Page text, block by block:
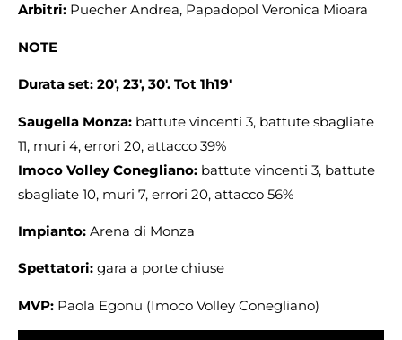
Arbitri: Puecher Andrea, Papadopol Veronica Mioara
NOTE
Durata set: 20′, 23′, 30′. Tot 1h19′
Saugella Monza: battute vincenti 3, battute sbagliate
11, muri 4, errori 20, attacco 39%
Imoco Volley Conegliano: battute vincenti 3, battute
sbagliate 10, muri 7, errori 20, attacco 56%
Impianto: Arena di Monza
Spettatori: gara a porte chiuse
MVP: Paola Egonu (Imoco Volley Conegliano)